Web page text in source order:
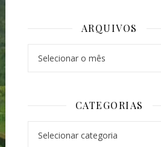
ARQUIVOS
CATEGORIAS